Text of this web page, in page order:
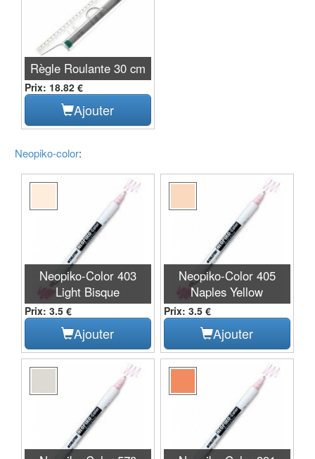
Règle Roulante 30 cm
Prix: 18.82 €
Ajouter
Neopiko-color:
Neopiko-Color 403
Light Bisque
Prix: 3.5 €
Ajouter
Neopiko-Color 405
Naples Yellow
Prix: 3.5 €
Ajouter